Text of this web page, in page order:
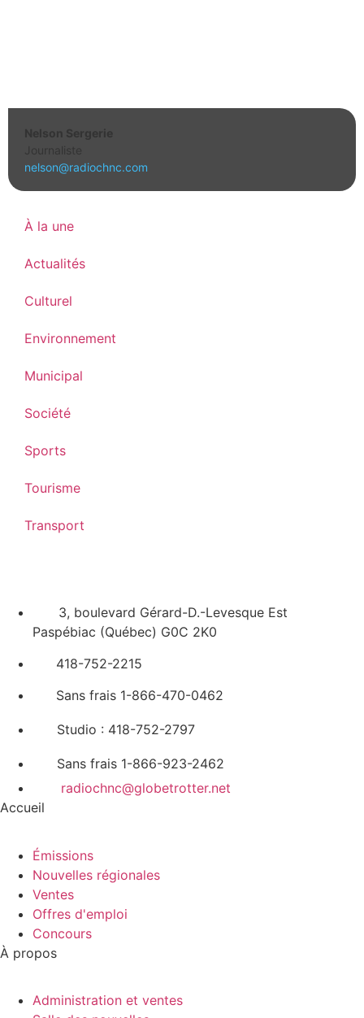
Nelson Sergerie
Journaliste
nelson@radiochnc.com
À la une
Actualités
Culturel
Environnement
Municipal
Société
Sports
Tourisme
Transport
3, boulevard Gérard-D.-Levesque Est
Paspébiac (Québec) G0C 2K0
418-752-2215
Sans frais 1-866-470-0462
Studio : 418-752-2797
Sans frais 1-866-923-2462
radiochnc@globetrotter.net
Accueil
Émissions
Nouvelles régionales
Ventes
Offres d'emploi
Concours
À propos
Administration et ventes